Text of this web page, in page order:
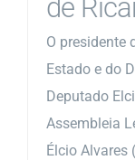
de
O presidente
Estado e do
Deputado
Assembleia
Élcio Alvares